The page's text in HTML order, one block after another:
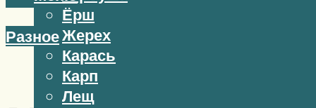
Ёрш
Жерех
Карась
Карп
Лещ
Разное